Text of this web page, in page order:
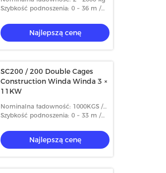
Szybkość podnoszenia: 0 ~ 36 m /
Najlepszą cenę
SC200 / 200 Double Cages
Construction Winda Winda 3 ×
11KW
Nominalna ładowność: 1000KGS /
2000KGS
Szybkość podnoszenia: 0 ~ 33 m /
Najlepszą cenę